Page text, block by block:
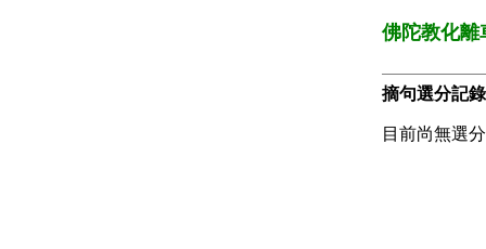
佛陀教化離
摘句選分記
目前尚無選